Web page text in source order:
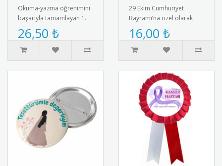
Okuma-yazma öğrenimini
başarıyla tamamlayan 1.
sınıf erkek öğrencileri için
hazırlanan, öğrencinin f..
26,50 ₺
29 Ekim Cumhuriyet
Bayramı’na özel olarak
tasarlanmış çevre dostu
kalem. Kalemin arka
kısmında yer a..
16,00 ₺